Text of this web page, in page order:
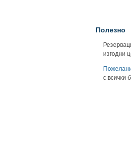
Полезно
изгодни
с всички